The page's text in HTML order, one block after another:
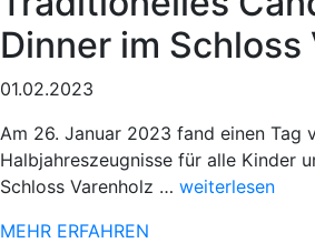
Dinner im Schloss
01.02.2023
Am 26. Januar 2023 fand einen Tag
Halbjahreszeugnisse für alle Kinder
Schloss Varenholz … „Sportlicher
weiterlesen
MEHR ERFAHREN